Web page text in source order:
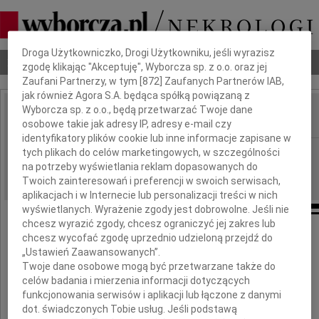
Nekrologi Odeszli Poradnik pogrzebowy
IMIĘ I NAZWISKO:
REGION: Wrocław
DATA EMISJI: 21.09.2010
Szczere i serdeczne wyrazy współczucia
składamy naszemu Koledze
adw. Zbigniewowi Królowi
Dbamy o Twoją prywatność
Droga Użytkowniczko, Drogi Użytkowniku, jeśli wyrazisz
zgodę klikając "Akceptuję", Wyborcza sp. z o.o. oraz jej
Zaufani Partnerzy, w tym [872 ] Zaufanych Partnerów IAB,
jak również Agora S.A. będąca spółką powiązaną z
Wyborcza sp. z o.o., będą przetwarzać Twoje dane
osobowe takie jak adresy IP, adresy e-mail czy
identyfikatory plików cookie lub inne informacje zapisane w
tych plikach do celów marketingowych, w szczególności
na potrzeby wyświetlania reklam dopasowanych do
Twoich zainteresowań i preferencji w swoich serwisach,
aplikacjach i w Internecie lub personalizacji treści w nich
wyświetlanych. Wyrażenie zgody jest dobrowolne. Jeśli nie
chcesz wyrazić zgody, chcesz ograniczyć jej zakres lub
chcesz wycofać zgodę uprzednio udzieloną przejdź do
„Ustawień Zaawansowanych”.
Twoje dane osobowe mogą być przetwarzane także do
celów badania i mierzenia informacji dotyczących
funkcjonowania serwisów i aplikacji lub łączone z danymi
dot. świadczonych Tobie usług. Jeśli podstawą